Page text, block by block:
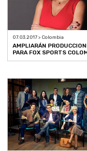
07.03.2017 > Colombia
AMPLIARÁN
PARA FOX SPORTS